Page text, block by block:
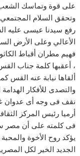
على قوة وتماسك الشعب
وتحقق السلام المجتمعي
رفع سيدنا عيسى عليه
الأعالي وعلى الأرض
فهيم مطران أقباط
، أعقبها كلمة جناب
ألقاها نيابة عنه
والتصدى للأفكار
نقف فى وجه أى عدوان
أرميا رئيس المركز
فى كلمته على أن مصر
يؤكد روح الأخوة
الجديد الخير لكل